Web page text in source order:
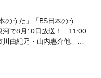
のうた」「BS日本のう
河で8月10日放送！ 11:00
由紀乃・山内惠介他、